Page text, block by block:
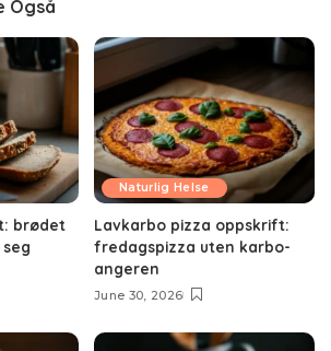
Også
brødet
Naturlig Helse
Lavkarbo pizza oppskrift:
fredagspizza uten karbo-
angeren
June 30, 2026